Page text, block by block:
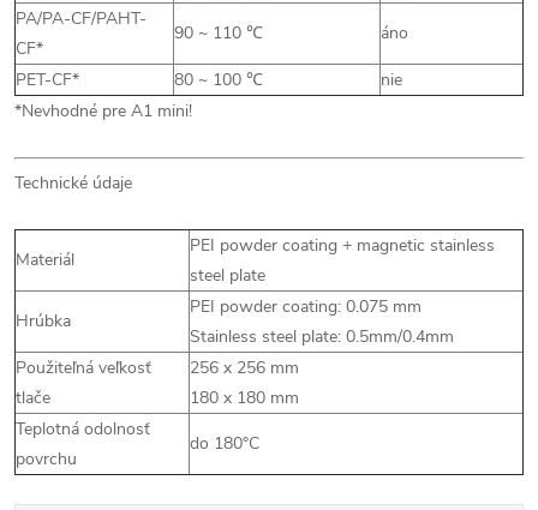
PA/PA-CF/PAHT-
CF*
90 ~ 110 ℃ áno
PET-CF* 80 ~ 100 ℃
nie
*Nevhodné pre A1 mini!
Technické údaje
Materiál
PEI powder coating + magnetic stainless
steel plate
Hrúbka
PEI powder coating: 0.075 mm
Stainless steel plate: 0.5mm/0.4mm
Použiteľná veľkosť
tlače
256 x 256 mm
180 x 180 mm
Teplotná odolnosť
povrchu
do 180°C